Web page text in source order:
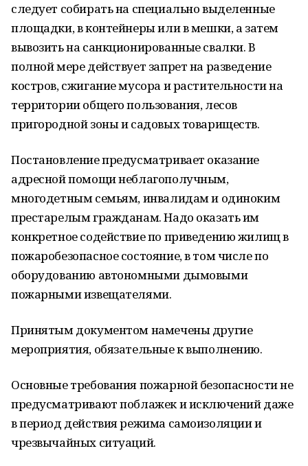
следует собирать на специально выделенные
площадки, в контейнеры или в мешки, а затем
вывозить на санкционированные свалки. В
полной мере действует запрет на разведение
костров, сжигание мусора и растительности на
территории общего пользования, лесов
пригородной зоны и садовых товариществ.
Постановление предусматривает оказание
адресной помощи неблагополучным,
многодетным семьям, инвалидам и одиноким
престарелым гражданам. Надо оказать им
конкретное содействие по приведению жилищ в
пожаробезопасное состояние, в том числе по
оборудованию автономными дымовыми
пожарными извещателями.
Принятым документом намечены другие
мероприятия, обязательные к выполнению.
Основные требования пожарной безопасности не
предусматривают поблажек и исключений даже
в период действия режима самоизоляции и
чрезвычайных ситуаций.